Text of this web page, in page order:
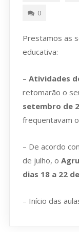
0
Prestamos as
educativa:
– Atividades
retomarão o
setembro de
frequentavam
– De acordo
de julho, o
dias 18 a 22
– Início das